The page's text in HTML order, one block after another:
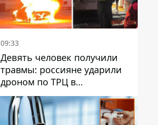
09:33
Девять человек получили
травмы: россияне ударили
дроном по ТРЦ в
Павлограде, будет ли
работать заведение в
дальнейшем